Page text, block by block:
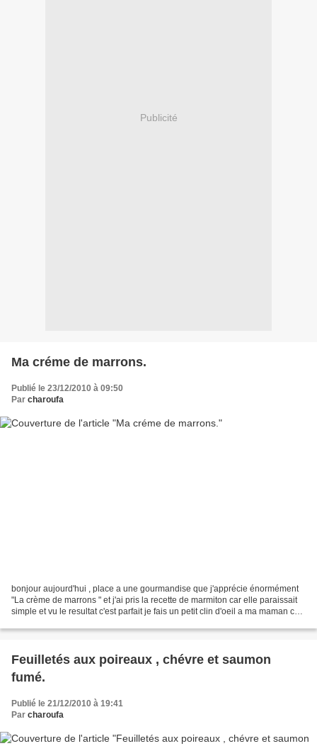
Publicité
Ma créme de marrons.
Publié le 23/12/2010 à 09:50
Par charoufa
bonjour aujourd'hui , place a une gourmandise que j'apprécie énormément
"La crème de marrons " et j'ai pris la recette de marmiton car elle paraissait
simple et vu le resultat c'est parfait je fais un petit clin d'oeil a ma maman car
Feuilletés aux poireaux , chévre et saumon
fumé.
Publié le 21/12/2010 à 19:41
Par charoufa